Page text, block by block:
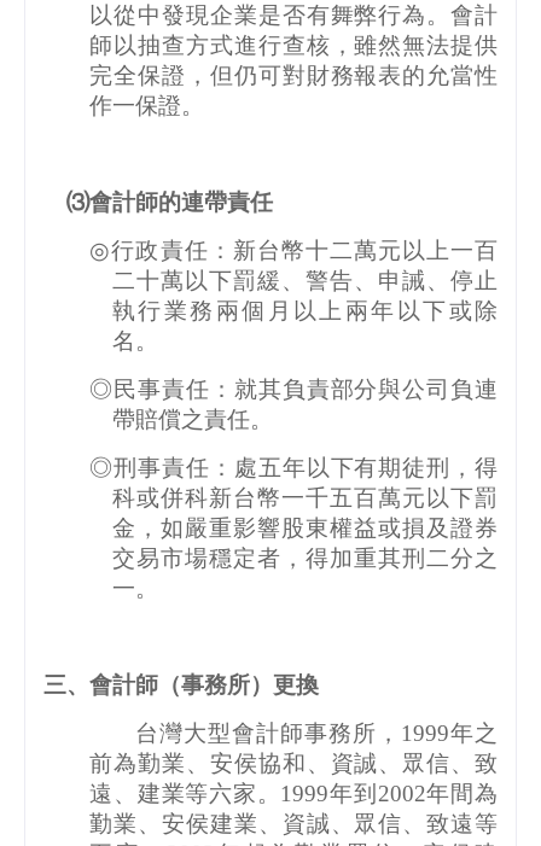
以從中發現企業是否有舞弊行為。會計
師以抽查方式進行查核，雖然無法提供
完全保證，但仍可對財務報表的允當性
作一保證。
⑶會計師的連帶責任
◎行政責任：新台幣十二萬元以上一百
二十萬以下罰緩、警告、申誡、停止
執行業務兩個月以上兩年以下或除
名。
◎民事責任：就其負責部分與公司負連
帶賠償之責任。
◎刑事責任：處五年以下有期徒刑，得
科或併科新台幣一千五百萬元以下罰
金，如嚴重影響股東權益或損及證券
交易市場穩定者，得加重其刑二分之
一。
三、會計師（事務所）更換
台灣大型會計師事務所， 1999年之
前為勤業、安侯協和、資誠、眾信、致
遠、建業等六家。 1999年到 2002年間為
勤業、安侯建業、資誠、眾信、致遠等